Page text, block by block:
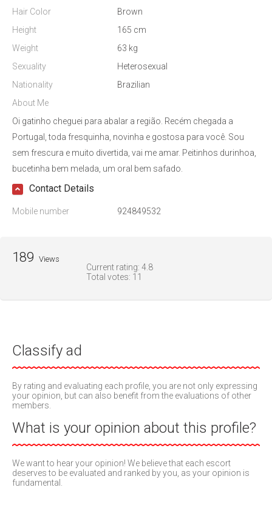
Hair Color
Brown
Height
165 cm
Weight
63 kg
Sexuality
Heterosexual
Nationality
Brazilian
About Me
Oi gatinho cheguei para abalar a região. Recém chegada a
Portugal, toda fresquinha, novinha e gostosa para você. Sou
sem frescura e muito divertida, vai me amar. Peitinhos durinhoa,
bucetinha bem melada, um oral bem safado.
Contact Details
Mobile number 924849532
Current rating: 4.8
Total votes: 11
189 Views
Classify ad
By rating and evaluating each profile, you are not only expressing
your opinion, but can also benefit from the evaluations of other
members.
What is your opinion about this profile?
We want to hear your opinion! We believe that each escort
deserves to be evaluated and ranked by you, as your opinion is
fundamental.